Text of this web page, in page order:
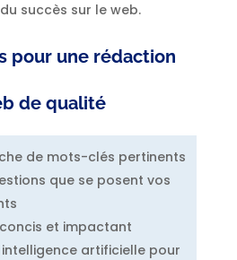
succès sur le web.
pour une rédaction
de qualité
de mots-clés pertinents
que se posent vos
et impactant
intelligence artificielle pour